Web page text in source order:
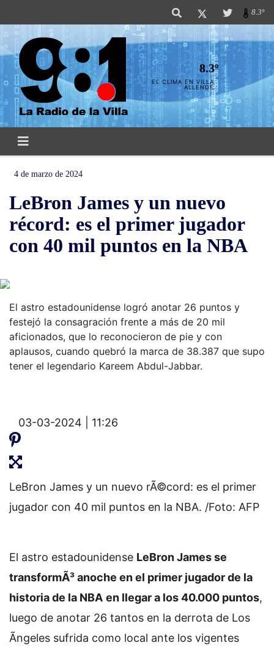
8.3º
8.3º
EL CLIMA EN VILLA
ALLENDE
4 de marzo de 2024
LeBron James y un nuevo
récord: es el primer jugador
con 40 mil puntos en la NBA
El astro estadounidense logró anotar 26 puntos y
festejó la consagración frente a más de 20 mil
aficionados, que lo reconocieron de pie y con
aplausos, cuando quebró la marca de 38.387 que supo
tener el legendario Kareem Abdul-Jabbar.
03-03-2024 | 11:26
LeBron James y un nuevo rÃ©cord: es el primer
jugador con 40 mil puntos en la NBA. /Foto: AFP
El astro estadounidense LeBron James se
transformÃ³ anoche en el primer jugador de la
historia de la NBA en llegar a los 40.000 puntos,
luego de anotar 26 tantos en la derrota de Los
Ãngeles sufrida como local ante los vigentes